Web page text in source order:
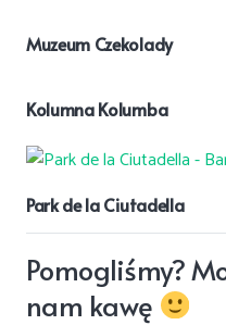
Muzeum Czekolady
Kolumna Kolumba
Park de la Ciutadella
Pomogliśmy?
nam kawę